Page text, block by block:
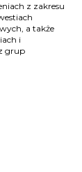
z zakresu
a także
i
grup